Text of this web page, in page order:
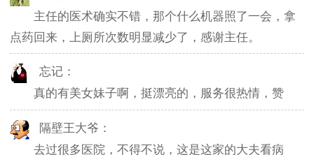
主任的医术确实不错，那个什么机器照了一会，拿
点药回来，上厕所次数明显减少了，感谢主任。
忘记：
真的有美女妹子啊，挺漂亮的，服务很热情，赞
隔壁王大爷：
去过很多医院，不得不说，这是这家的大夫看病